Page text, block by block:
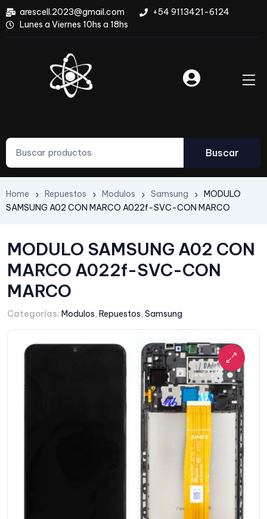
arescell.2023@gmail.com
+54 9113421-6124
Lunes a Viernes 10hs a 18hs
Buscar
Home Repuestos Modulos Samsung
MODULO
SAMSUNG A02 CON MARCO A022f-SVC-CON MARCO
MODULO SAMSUNG A02 CON
MARCO A022f-SVC-CON
MARCO
Categorías: Modulos, Repuestos, Samsung